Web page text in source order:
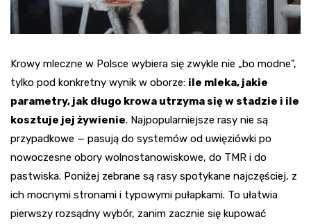
Krowy mleczne w Polsce wybiera się zwykle nie „bo modne”,
tylko pod konkretny wynik w oborze: ile mleka, jakie
parametry, jak długo krowa utrzyma się w stadzie i ile
kosztuje jej żywienie. Najpopularniejsze rasy nie są
przypadkowe — pasują do systemów od uwięziówki po
nowoczesne obory wolnostanowiskowe, do TMR i do
pastwiska. Poniżej zebrane są rasy spotykane najczęściej, z
ich mocnymi stronami i typowymi pułapkami. To ułatwia
pierwszy rozsądny wybór, zanim zacznie się kupować